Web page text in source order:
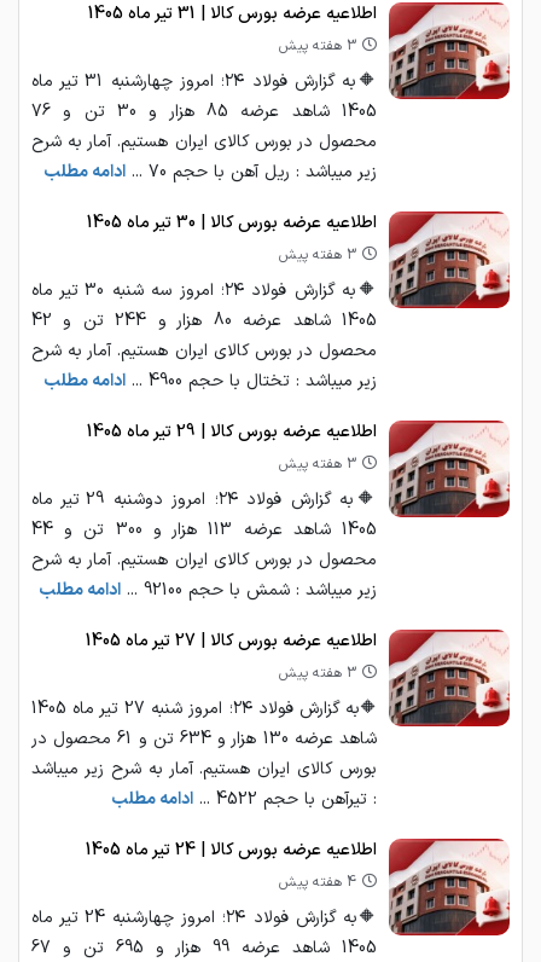
اطلاعیه عرضه بورس کالا | 31 تیر ماه 1405
3 هفته پیش
🔶به گزارش فولاد ۲۴؛ امروز چهارشنبه 31 تیر ماه
1405 شاهد عرضه 85 هزار و 30 تن و 76
محصول در بورس کالای ایران هستیم. آمار به شرح
زیر میباشد : ریل آهن با حجم 70 ...
ادامه مطلب
اطلاعیه عرضه بورس کالا | 30 تیر ماه 1405
3 هفته پیش
🔶به گزارش فولاد ۲۴؛ امروز سه شنبه 30 تیر ماه
1405 شاهد عرضه 80 هزار و 244 تن و 42
محصول در بورس کالای ایران هستیم. آمار به شرح
زیر میباشد : تختال با حجم 4900 ...
ادامه مطلب
اطلاعیه عرضه بورس کالا | 29 تیر ماه 1405
3 هفته پیش
🔶به گزارش فولاد ۲۴؛ امروز دوشنبه 29 تیر ماه
1405 شاهد عرضه 113 هزار و 300 تن و 44
محصول در بورس کالای ایران هستیم. آمار به شرح
زیر میباشد : شمش با حجم 92100 ...
ادامه مطلب
اطلاعیه عرضه بورس کالا | 27 تیر ماه 1405
3 هفته پیش
🔶به گزارش فولاد ۲۴؛ امروز شنبه 27 تیر ماه 1405
شاهد عرضه 130 هزار و 634 تن و 61 محصول در
بورس کالای ایران هستیم. آمار به شرح زیر میباشد
: تیرآهن با حجم 4522 ...
ادامه مطلب
اطلاعیه عرضه بورس کالا | 24 تیر ماه 1405
4 هفته پیش
🔶به گزارش فولاد ۲۴؛ امروز چهارشنبه 24 تیر ماه
1405 شاهد عرضه 99 هزار و 695 تن و 67